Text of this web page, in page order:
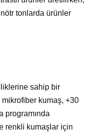
tonlarda ürünler
sahip bir
mikrofiber kumaş, +30
programında
renkli kumaşlar için